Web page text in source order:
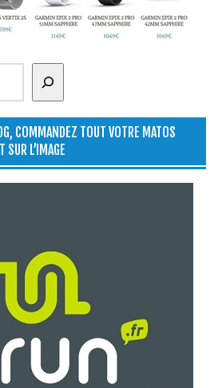
COMMANDEZ TOUT VOTRE MATOS
L’IMAGE